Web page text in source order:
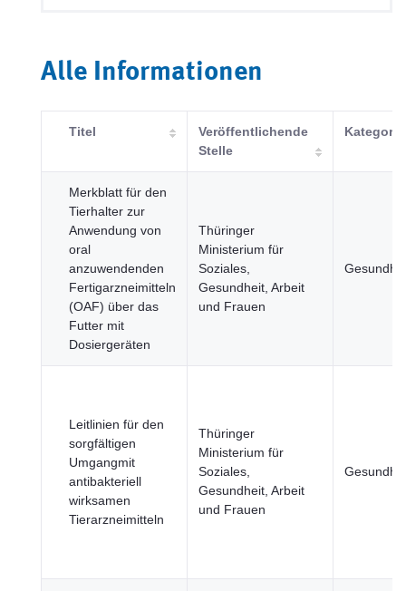
Alle Informationen
Titel
Veröffentlichende
Stelle
Kategorie
Merkblatt für den
Tierhalter zur
Anwendung von
oral
anzuwendenden
Fertigarzneimitteln
(OAF) über das
Futter mit
Dosiergeräten
Thüringer
Ministerium für
Soziales,
Gesundheit, Arbeit
und Frauen
Leitlinien für den
sorgfältigen
Umgangmit
antibakteriell
wirksamen
Tierarzneimitteln
Thüringer
Ministerium für
Soziales,
Gesundheit, Arbeit
und Frauen